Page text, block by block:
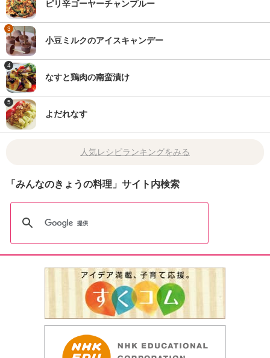
ピリ辛ゴーヤーチャンプルー
3
小豆ミルクのアイスキャンデー
4
なすと鶏肉の南蛮漬け
5
よだれなす
人気レシピランキングをみる
「みんなのきょうの料理」サイト内検索